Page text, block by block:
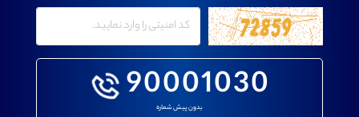
90001030
بدون پیش شماره